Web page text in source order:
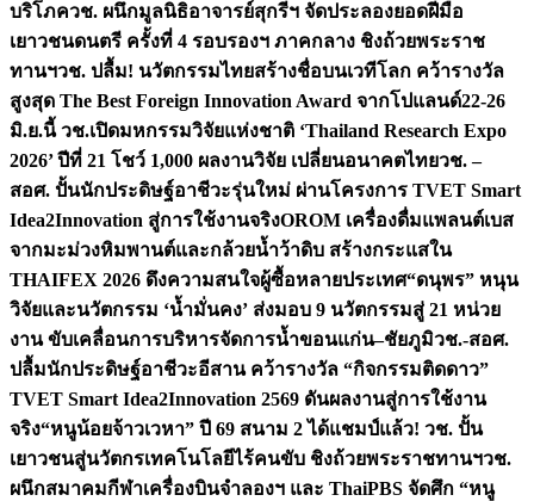
บริโภควช. ผนึกมูลนิธิอาจารย์สุกรีฯ จัดประลองยอดฝีมือ
เยาวชนดนตรี ครั้งที่ 4 รอบรองฯ ภาคกลาง ชิงถ้วยพระราช
ทานฯวช. ปลื้ม! นวัตกรรมไทยสร้างชื่อบนเวทีโลก คว้ารางวัล
สูงสุด The Best Foreign Innovation Award จากโปแลนด์22-26
มิ.ย.นี้ วช.เปิดมหกรรมวิจัยแห่งชาติ ‘Thailand Research Expo
2026’ ปีที่ 21 โชว์ 1,000 ผลงานวิจัย เปลี่ยนอนาคตไทยวช. –
สอศ. ปั้นนักประดิษฐ์อาชีวะรุ่นใหม่ ผ่านโครงการ TVET Smart
Idea2Innovation สู่การใช้งานจริงOROM เครื่องดื่มแพลนต์เบส
จากมะม่วงหิมพานต์และกล้วยน้ำว้าดิบ สร้างกระแสใน
THAIFEX 2026 ดึงความสนใจผู้ซื้อหลายประเทศ“ดนุพร” หนุน
วิจัยและนวัตกรรม ‘น้ำมั่นคง’ ส่งมอบ 9 นวัตกรรมสู่ 21 หน่วย
งาน ขับเคลื่อนการบริหารจัดการน้ำขอนแก่น–ชัยภูมิวช.-สอศ.
ปลื้มนักประดิษฐ์อาชีวะอีสาน คว้ารางวัล “กิจกรรมติดดาว”
TVET Smart Idea2Innovation 2569 ดันผลงานสู่การใช้งาน
จริง“หนูน้อยจ้าวเวหา” ปี 69 สนาม 2 ได้แชมป์แล้ว! วช. ปั้น
เยาวชนสู่นวัตกรเทคโนโลยีไร้คนขับ ชิงถ้วยพระราชทานฯวช.
ผนึกสมาคมกีฬาเครื่องบินจำลองฯ และ ThaiPBS จัดศึก “หนู